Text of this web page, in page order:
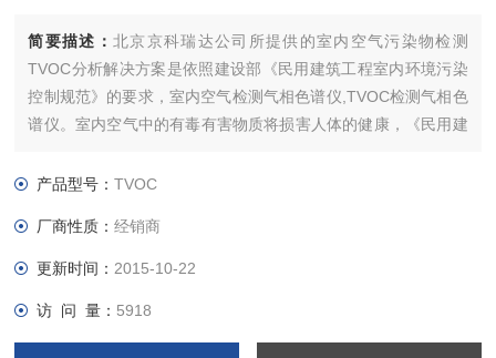
简要描述：北京京科瑞达公司所提供的室内空气污染物检测
TVOC分析解决方案是依照建设部《民用建筑工程室内环境污染
控制规范》的要求，室内空气检测气相色谱仪,TVOC检测气相色
谱仪。室内空气中的有毒有害物质将损害人体的健康，《民用建
物TVOC及游离甲苯二异氰酸脂（TDI）作为首要污染物。总挥
产品型号：TVOC
厂商性质：经销商
更新时间： 2015-10-22
访 问 量： 5918